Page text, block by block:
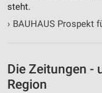
steht.
› BAUHAUS Prospekt
Die Zeitungen -
Region